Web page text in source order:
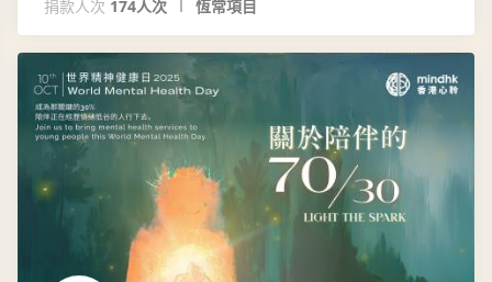
捐款人次 174人次 恆常項目